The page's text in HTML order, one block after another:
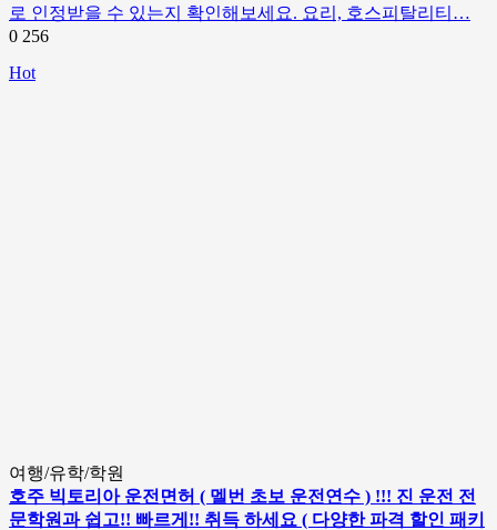
로 인정받을 수 있는지 확인해보세요. 요리, 호스피탈리티…
0 256
Hot
여행/유학/학원
호주 빅토리아 운전면허 ( 멜번 초보 운전연수 ) !!! 진 운전 전
문학원과 쉽고!! 빠르게!! 취득 하세요 ( 다양한 파격 할인 패키